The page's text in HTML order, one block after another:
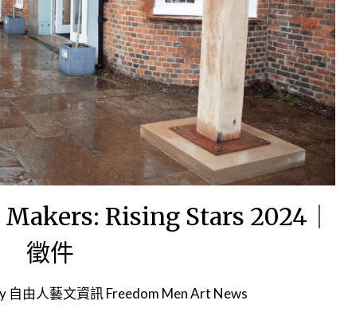
Rising Stars 2024｜
徵件
自由人藝文資訊 Freedom Men Art News